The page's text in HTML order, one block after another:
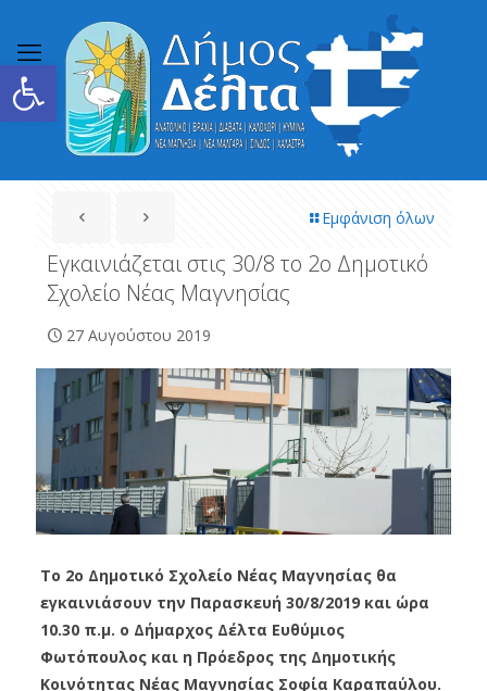
Ανοίξτε τη γραμμή εργαλείων
Εμφάνιση όλων
Εγκαινιάζεται στις 30/8 το 2ο Δημοτικό
Σχολείο Νέας Μαγνησίας
27 Αυγούστου 2019
Το 2ο Δημοτικό Σχολείο Νέας Μαγνησίας θα
εγκαινιάσουν την Παρασκευή 30/8/2019 και ώρα
10.30 π.μ. ο Δήμαρχος Δέλτα Ευθύμιος
Φωτόπουλος και η Πρόεδρος της Δημοτικής
Κοινότητας Νέας Μαγνησίας Σοφία Καραπαύλου.